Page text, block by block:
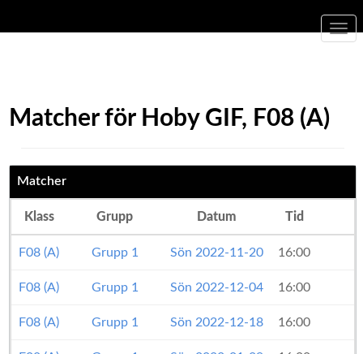
Matcher för Hoby GIF, F08 (A)
Matcher
Klass Grupp Datum Tid
F08 (A) Grupp 1 Sön 2022-11-20 16:00
F08 (A) Grupp 1 Sön 2022-12-04 16:00
F08 (A) Grupp 1 Sön 2022-12-18 16:00